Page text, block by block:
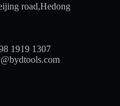
road,Hedong
1919 1307